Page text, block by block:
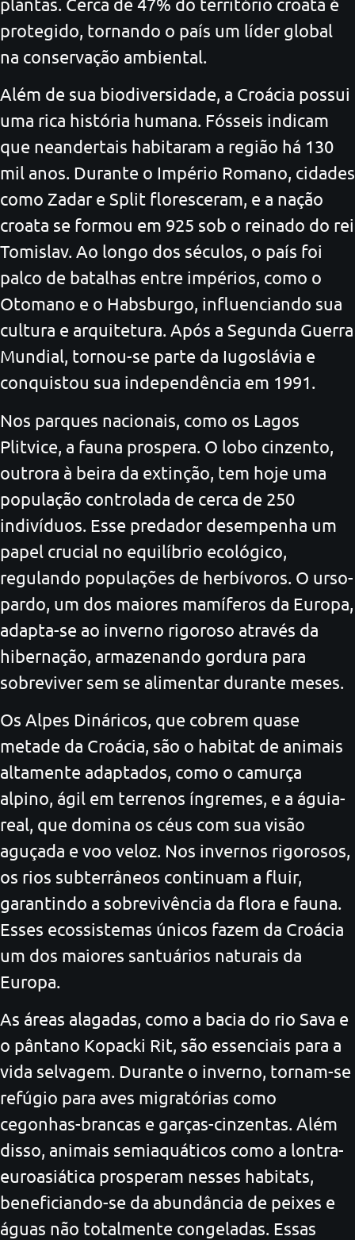
protegido, tornando o país um líder global
na conservação ambiental.
Além de sua biodiversidade, a Croácia possui
uma rica história humana. Fósseis indicam
que neandertais habitaram a região há 130
mil anos. Durante o Império Romano, cidades
como Zadar e Split floresceram, e a nação
croata se formou em 925 sob o reinado do rei
Tomislav. Ao longo dos séculos, o país foi
palco de batalhas entre impérios, como o
Otomano e o Habsburgo, influenciando sua
cultura e arquitetura. Após a Segunda Guerra
Mundial, tornou-se parte da Iugoslávia e
conquistou sua independência em 1991.
Nos parques nacionais, como os Lagos
Plitvice, a fauna prospera. O lobo cinzento,
outrora à beira da extinção, tem hoje uma
população controlada de cerca de 250
indivíduos. Esse predador desempenha um
papel crucial no equilíbrio ecológico,
regulando populações de herbívoros. O urso-
pardo, um dos maiores mamíferos da Europa,
adapta-se ao inverno rigoroso através da
hibernação, armazenando gordura para
sobreviver sem se alimentar durante meses.
Os Alpes Dináricos, que cobrem quase
metade da Croácia, são o habitat de animais
altamente adaptados, como o camurça
alpino, ágil em terrenos íngremes, e a águia-
real, que domina os céus com sua visão
aguçada e voo veloz. Nos invernos rigorosos,
os rios subterrâneos continuam a fluir,
garantindo a sobrevivência da flora e fauna.
Esses ecossistemas únicos fazem da Croácia
um dos maiores santuários naturais da
Europa.
As áreas alagadas, como a bacia do rio Sava e
o pântano Kopacki Rit, são essenciais para a
vida selvagem. Durante o inverno, tornam-se
refúgio para aves migratórias como
cegonhas-brancas e garças-cinzentas. Além
disso, animais semiaquáticos como a lontra-
euroasiática prosperam nesses habitats,
beneficiando-se da abundância de peixes e
águas não totalmente congeladas. Essas